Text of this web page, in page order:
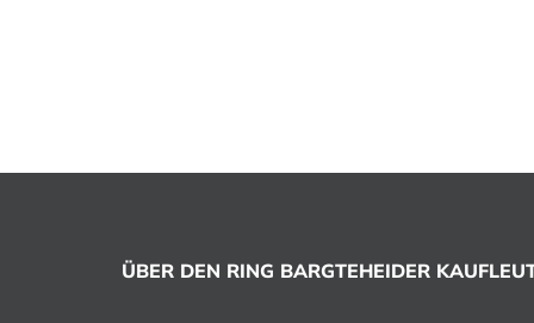
ÜBER DEN RING BARGTEHEIDER